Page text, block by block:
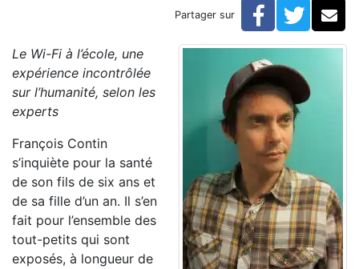
Il s’inquiète pour la santé de ses enfants
Partager sur Facebook
Le Wi-Fi à l’école, une
expérience incontrôlée
sur l’humanité, selon les
experts
François Contin
s’inquiète pour la santé
de son fils de six ans et
de sa fille d’un an. Il s’en
fait pour l’ensemble des
tout-petits qui sont
exposés, à longueur de